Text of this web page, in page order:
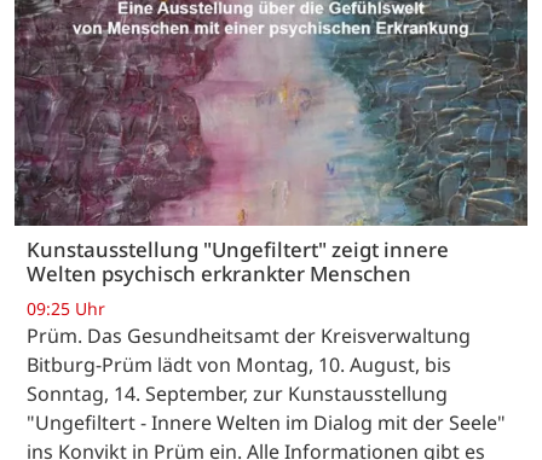
Kunstausstellung "Ungefiltert" zeigt innere
Welten psychisch erkrankter Menschen
09:25 Uhr
Prüm. Das Gesundheitsamt der Kreisverwaltung
Bitburg-Prüm lädt von Montag, 10. August, bis
Sonntag, 14. September, zur Kunstausstellung
"Ungefiltert - Innere Welten im Dialog mit der Seele"
ins Konvikt in Prüm ein. Alle Informationen gibt es